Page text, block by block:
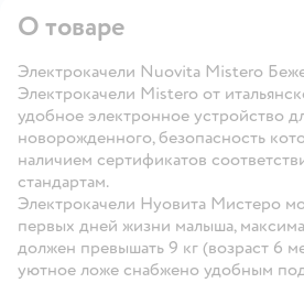
О товаре
Электрокачели Nuovita Mistero
Электрокачели Mistero от
удобное электронное устройство
новорожденного, безопасность
наличием сертификатов
стандартам.
Электрокачели Нуовита Мистеро
первых дней жизни малыша,
должен превышать 9 кг (возраст 6
уютное ложе снабжено удобным